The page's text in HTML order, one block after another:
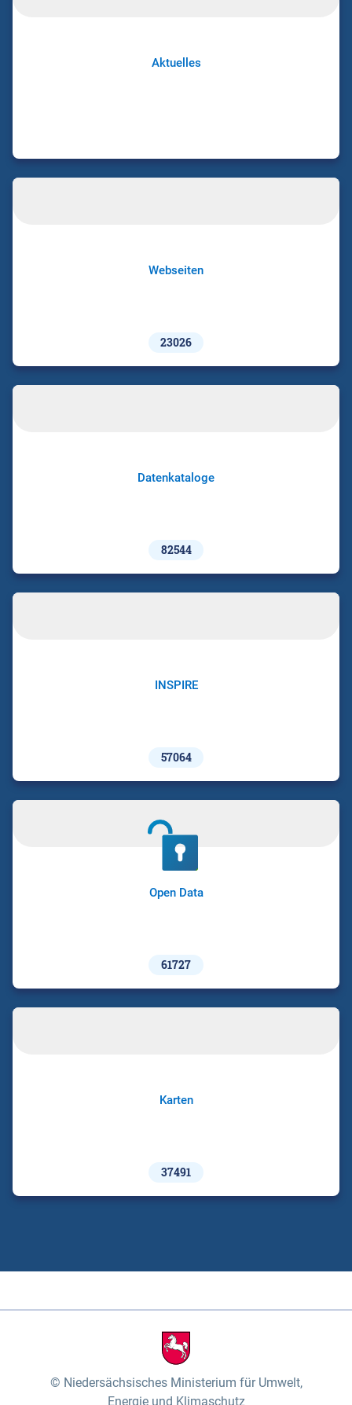
Aktuelles
Webseiten
23026
Datenkataloge
82544
INSPIRE
57064
Open Data
61727
Karten
37491
Niedersächsisches Ministerium für Umwelt,
Energie und Klimaschutz